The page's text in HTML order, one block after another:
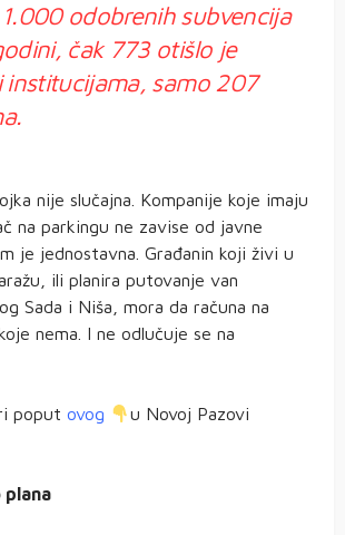
odobrenih subvencija
čak 773 otišlo je
institucijama, samo 207
nije slučajna. Kompanije koje imaju
na parkingu ne zavise od javne
je jednostavna. Građanin koji živi u
ili planira putovanje van
Sada i Niša, mora da računa na
nema. I ne odlučuje se na
poput ovog u Novoj Pazovi
plana